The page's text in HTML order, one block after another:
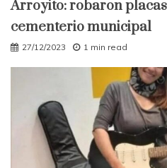
Arroyito: robaron
cementerio municipal
27/12/2023 1 min read